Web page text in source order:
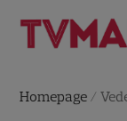
Homepage /